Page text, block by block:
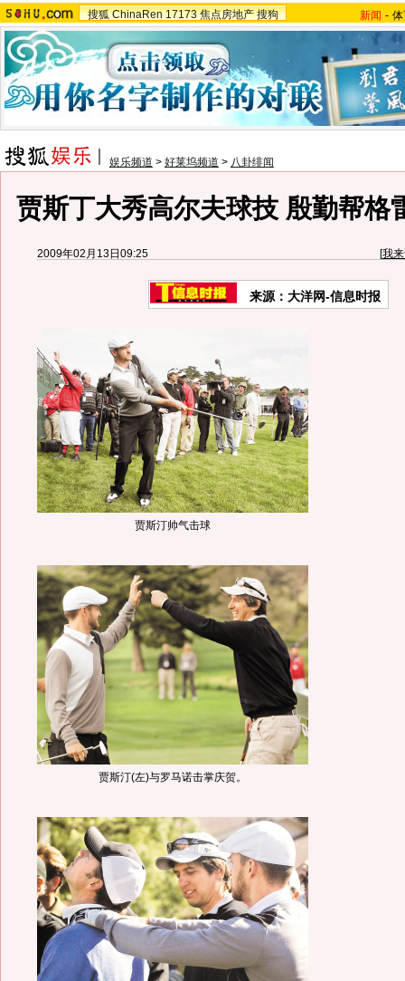
搜狐 ChinaRen 17173 焦点房地产 搜狗 新闻 -
娱乐频道 > 好莱坞频道 > 八卦绯闻
贾斯丁大秀高尔夫球技 殷勤帮格
2009年02月13日09:25 [我
来源：大洋网-信息时报
贾斯汀帅气击球
贾斯汀(左)与罗马诺击掌庆贺。